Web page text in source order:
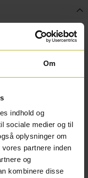
Om
indhold og
sociale medier og til
oplysninger om
partnere inden
og
kombinere disse
et flot design,
steder.
udseende.
som er